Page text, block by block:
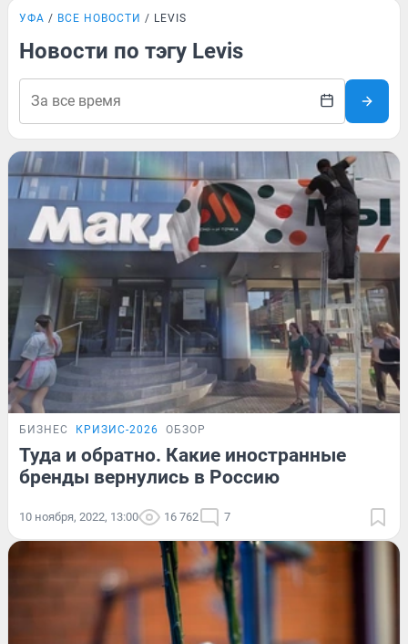
УФА ВСЕ НОВОСТИ LEVIS
Новости по тэгу Levis
БИЗНЕС КРИЗИС-2026 ОБЗОР
Туда и обратно. Какие иностранные
бренды вернулись в Россию
10 ноября, 2022, 13:00 16 762 7